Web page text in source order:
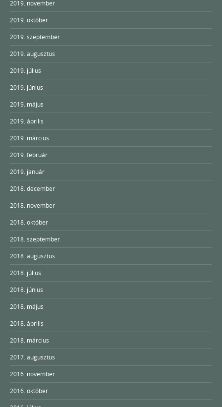
2019. november
2019. október
2019. szeptember
2019. augusztus
2019. július
2019. június
2019. május
2019. április
2019. március
2019. február
2019. január
2018. december
2018. november
2018. október
2018. szeptember
2018. augusztus
2018. július
2018. június
2018. május
2018. április
2018. március
2017. augusztus
2016. november
2016. október